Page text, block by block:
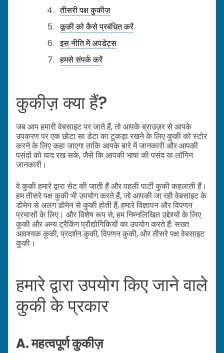
तीसरी पक्ष कुकीज़
कूकी को कैसे प्रबंधित करें
इस नीति में अपडेट्स
हमसे संपर्क करें
कुकीज़ क्या हैं?
जब आप हमारी वेबसाइट पर जाते हैं, तो आपके ब्राउज़र से आपके
उपकरण पर एक छोटा सा डेटा का टुकड़ा रखने के लिए कुकी को स्टोर
करने के लिए कहा जाएगा ताकि आपके बारे में जानकारी और आपकी
पसंदों को याद रख सके, जैसे कि आपकी भाषा की पसंद या लॉगिन
जानकारी।
वे कुकी हमारे द्वारा सेट की जाती हैं और पहली पार्टी कुकी कहलाती हैं।
हम तीसरे पक्ष कुकी भी उपयोग करते हैं, जो आपकी जा रही वेबसाइट के
डोमेन से अलग डोमेन से कुकी होती हैं, हमारे विज्ञापन और विपणन
प्रयासों के लिए। और विशेष रूप से, हम निम्नलिखित उद्देश्यों के लिए
कुकी और अन्य ट्रैकिंग प्रौद्योगिकियों का उपयोग करते हैं: सख्त
आवश्यक कुकी, प्रदर्शन कुकी, विपणन कुकी, और तीसरे पक्ष वेबसाइट
कुकी।
हमारे द्वारा उपयोग किए जाने वाले
कुकी के प्रकार
A. महत्वपूर्ण कुकीज़